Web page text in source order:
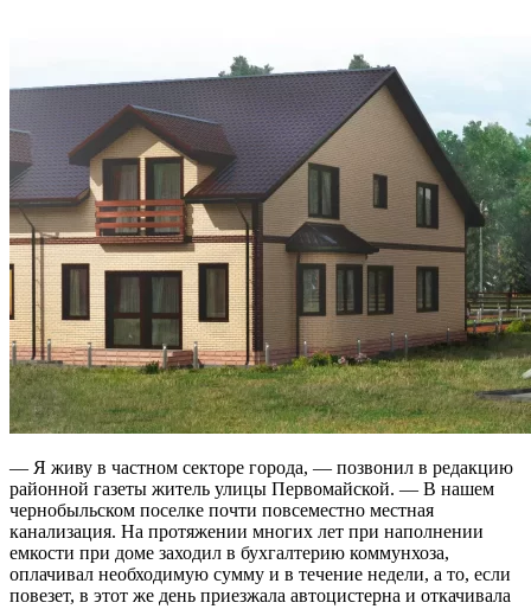
— Я живу в частном секторе города, — позвонил в редакцию
районной газеты житель улицы Первомайской. — В нашем
чернобыльском поселке почти повсеместно местная
канализация. На протяжении многих лет при наполнении
емкости при доме заходил в бухгалтерию коммунхоза,
оплачивал необходимую сумму и в течение недели, а то, если
повезет, в этот же день приезжала автоцистерна и откачивала